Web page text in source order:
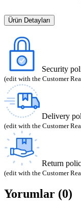
Ürün Detayları
Security
(edit with the Customer
Delivery
(edit with the Customer
Return
(edit with the Customer
Yorumlar (0)